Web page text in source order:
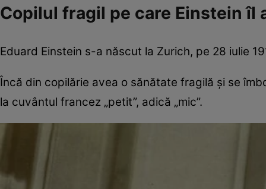
Copilul fragil pe care Einstein îl
Eduard Einstein s-a născut la Zurich, pe 28 iulie
Încă din copilărie avea o sănătate fragilă și se
la cuvântul francez „petit”, adică „mic”.